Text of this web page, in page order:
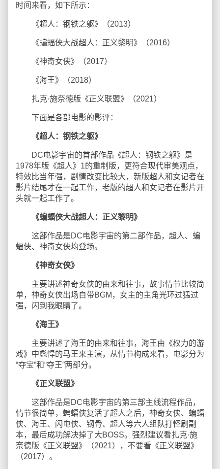
时间来看，如下所示：
《超人：钢铁之躯》（2013）
《蝙蝠侠大战超人：正义黎明》（2016）
《神奇女侠》（2017）
《海王》（2018）
扎克·施奈德版《正义联盟》（2021）
下面是各部电影的影评：
《超人：钢铁之躯》
DC电影宇宙的首部作品《超人：钢铁之躯》是
1978年版《超人》1的重制版，更符合现代审美观点，
特效比当年强，剧情改变比较大，新版超人和女记者在
影片结尾才在一起工作，老版的超人和女记者在影片开
头就一起工作了。
《蝙蝠侠大战超人：正义黎明》
这部作品是DC电影宇宙的第二部作品，超人、蝙
蝠侠、神奇女侠均登场。
《神奇女侠》
主要讲述神奇女侠的由来和往事，故事情节比较简
单，神奇女侠出场自带BGM，女主的主角光环过猛过
强，闪到我眼睛了。
《海王》
主要讲述了海王的由来和往事，海王由《权力的游
戏》中彪悍的马王来主演，从情节构成来看，电影分为
“夺宝”和“夺王”两部分。
《正义联盟》
这部作品是DC电影宇宙的第三部主线流程作品，
情节很简单，蝙蝠侠复活了超人之后，神奇女侠、蝙蝠
侠、海王、闪电侠、钢骨、超人等六人组队打怪刷副
本，最后成功解决掉了大BOSS。强烈建议看扎克·施
奈德版《正义联盟》（2021），不要看《正义联盟》
（2017）。